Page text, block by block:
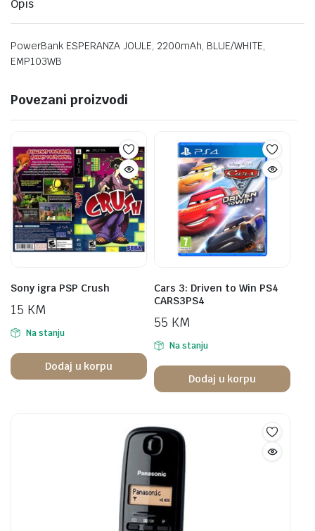
Opis
PowerBank ESPERANZA JOULE, 2200mAh, BLUE/WHITE,
EMP103WB
Povezani proizvodi
Sony igra PSP Crush
15 KM
Na stanju
Dodaj u korpu
Cars 3: Driven to Win PS4
CARS3PS4
55 KM
Na stanju
Dodaj u korpu